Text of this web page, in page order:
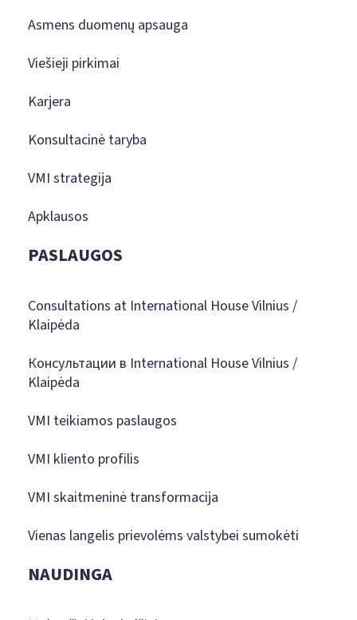
Asmens duomenų apsauga
Viešieji pirkimai
Karjera
Konsultacinė taryba
VMI strategija
Apklausos
PASLAUGOS
Consultations at International House Vilnius /
Klaipėda
Консультации в International House Vilnius /
Klaipėda
VMI teikiamos paslaugos
VMI kliento profilis
VMI skaitmeninė transformacija
Vienas langelis prievolėms valstybei sumokėti
NAUDINGA